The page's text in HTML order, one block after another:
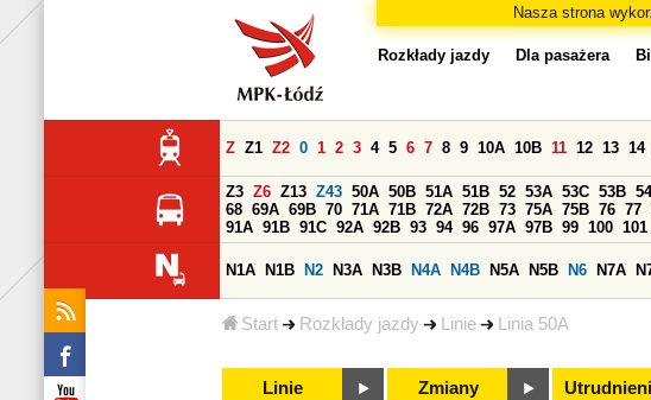
Nasza strona
Start Rozkłady jazdy Linie Linia 50A
Rozkłady jazdy Dla pasażera
Z Z1 Z2 0 1 2 3 4 5 6 7 8 9 10A 10B 11 12 13 14
Z3 Z6 Z13 Z43 50A 50B 51A 51B 52 53A 53C 53B
68 69A 69B 70 71A 71B 72A 72B 73 75A 75B 76 77
91A 91B 91C 92A 92B 93 94 96 97A 97B 99 100 101
N1A N1B N2 N3A N3B N4A N4B N5A N5B N6 N7A
Linie Zmiany